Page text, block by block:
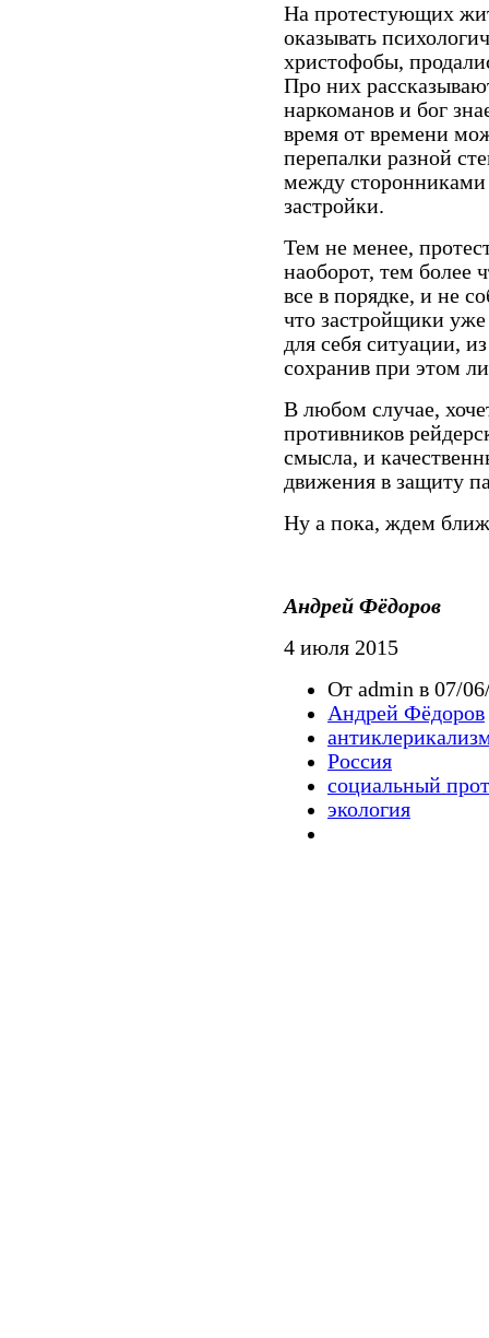
На протестующих
оказывать
христофобы,
Про них
наркоманов и бог
время от времени
перепалки разной
между
застройки.
Тем не менее,
наоборот, тем более
все в порядке, и не
что застройщики уже
для себя ситуации,
сохранив при этом
В любом случае,
противников
смысла, и
движения в защиту
Ну а пока, ждем
Андрей Фёдоров
4 июля 2015
От admin в 07/
Андрей Фёдоров
Россия
социальный
экология